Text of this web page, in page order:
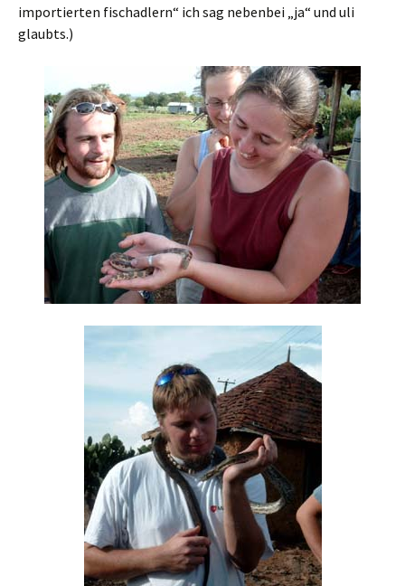
importierten fischadlern“ ich sag nebenbei „ja“ und uli
glaubts.)